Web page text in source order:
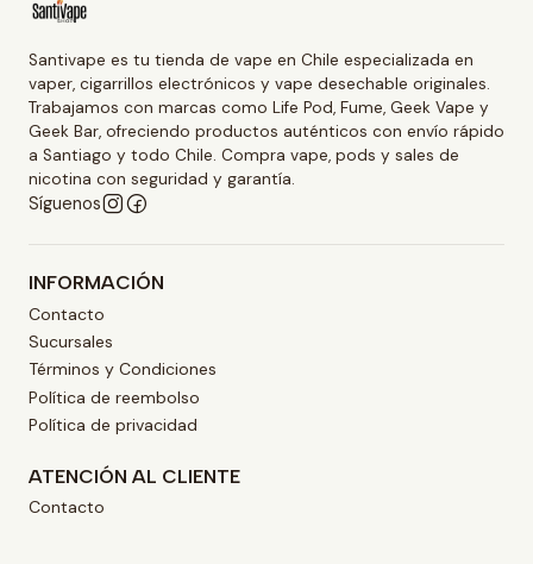
Santivape es tu tienda de vape en Chile especializada en
vaper, cigarrillos electrónicos y vape desechable originales.
Trabajamos con marcas como Life Pod, Fume, Geek Vape y
Geek Bar, ofreciendo productos auténticos con envío rápido
a Santiago y todo Chile. Compra vape, pods y sales de
nicotina con seguridad y garantía.
Síguenos
INFORMACIÓN
Contacto
Sucursales
Términos y Condiciones
Política de reembolso
Política de privacidad
ATENCIÓN AL CLIENTE
Contacto